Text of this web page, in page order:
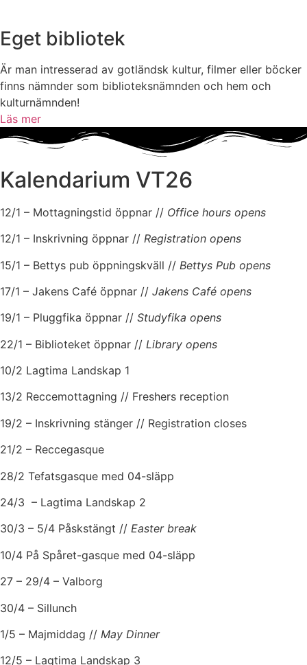
Eget bibliotek
Är man intresserad av gotländsk kultur, filmer eller böcker
finns nämnder som biblioteksnämnden och hem och
kulturnämnden!
Läs mer
Kalendarium VT26
12/1 – Mottagningstid öppnar // Office hours opens
12/1 – Inskrivning öppnar // Registration opens
15/1 – Bettys pub öppningskväll // Bettys Pub opens
17/1 – Jakens Café öppnar // Jakens Café opens
19/1 – Pluggfika öppnar // Studyfika opens
22/1 – Biblioteket öppnar // Library opens
10/2 Lagtima Landskap 1
13/2 Reccemottagning // Freshers reception
19/2 – Inskrivning stänger // Registration closes
21/2 – Reccegasque
28/2 Tefatsgasque med 04-släpp
24/3 – Lagtima Landskap 2
30/3 – 5/4 Påskstängt // Easter break
10/4 På Spåret-gasque med 04-släpp
27 – 29/4 – Valborg
30/4 – Sillunch
1/5 – Majmiddag // May Dinner
12/5 – Lagtima Landskap 3